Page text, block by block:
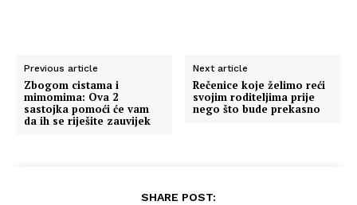
Previous article
Zbogom cistama i
mimomima: Ova 2
sastojka pomoći će vam
da ih se riješite zauvijek
Next article
Rečenice koje želimo reći
svojim roditeljima prije
nego što bude prekasno
SHARE POST: